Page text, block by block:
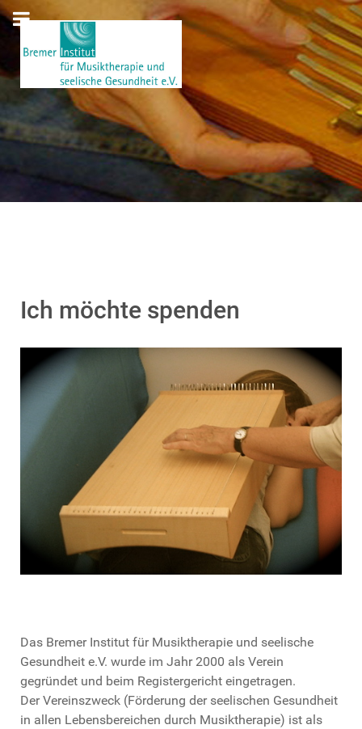
Ich möchte spenden
Das Bremer Institut für Musiktherapie und seelische
Gesundheit e.V. wurde im Jahr 2000 als Verein
gegründet und beim Registergericht eingetragen.
Der Vereinszweck (Förderung der seelischen Gesundheit
in allen Lebensbereichen durch Musiktherapie) ist als